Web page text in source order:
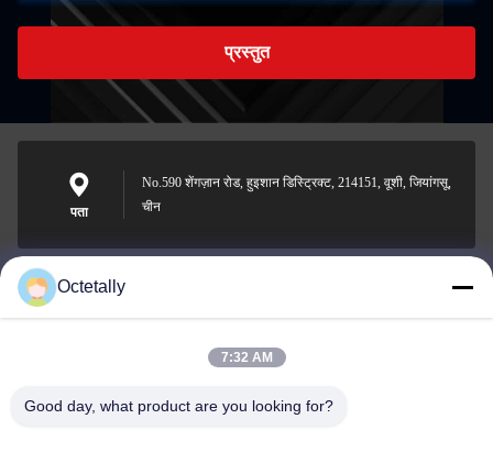
प्रस्तुत
पता
No.590 शेंगज़ान रोड, हुइशान डिस्ट्रिक्ट, 214151, वूशी, जियांगसू,
चीन
sales@wellleader.com
Octetally
7:32 AM
Good day, what product are you looking for?